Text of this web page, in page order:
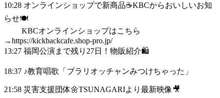
10:28 オンラインショップで新商品☕️KBCからおいしいお知
らせ🍽️
KBCオンラインショップはこちら
→https://kickbackcafe.shop-pro.jp/
13:27 福岡公演まで残り27日！物販紹介🛍️
18:37 ♪教育唱歌「ブラリオッチャンみつけちゃった」
21:58 災害支援団体🌼TSUNAGARIより最新映像🎥